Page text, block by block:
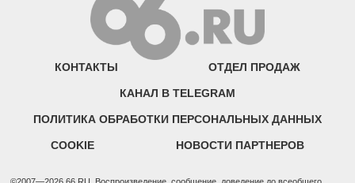
КОНТАКТЫ ОТДЕЛ ПРОДАЖ
КАНАЛ В TELEGRAM
ПОЛИТИКА ОБРАБОТКИ ПЕРСОНАЛЬНЫХ ДАННЫХ
COOKIE НОВОСТИ ПАРТНЕРОВ